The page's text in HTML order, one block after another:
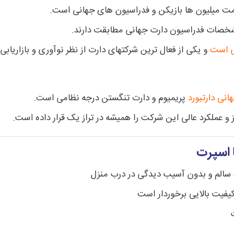
میلیون ها بازیکن و فدراسیون های جهانی است.
فدراسیون دارت جهانی مطابقت دارند.
استو یکی از فعال ترین شرکتهای دارت از نظر نوآوری و بازاریابی
دارتبورد پریمیوم و دارت تنگستن درجه نظامی است.
عملکرد عالی این شرکت را همیشه در تراز یک قرار داده است.
اسپرت
و بدون آسیب دیدگی در درب منزل
بالایی برخوردار است